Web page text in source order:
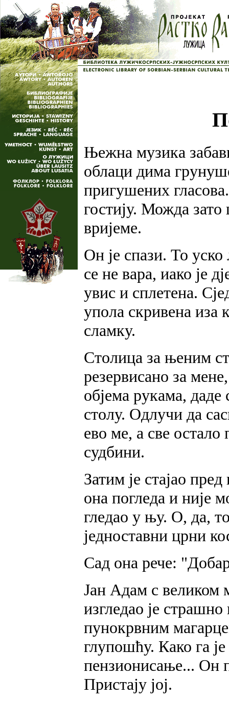
Њежна музика
облаци дима
пригушених
гостију. Можда
вријеме.
Он је спази. То уско
се не вара, иако је
увис и сплетена.
упола скривена иза
сламку.
Столица за њеним
резервисано за
објема рукама,
столу. Одлучи да
ево ме, а све остало
судбини.
Затим је стајао
она погледа и није
гледао у њу. О, да,
једноставни црни
Сад она рече:
Јан Адам с великом
изгледао је
пунокрвним
глупошћу. Како га
пензионисање... Он
Пристају јој.